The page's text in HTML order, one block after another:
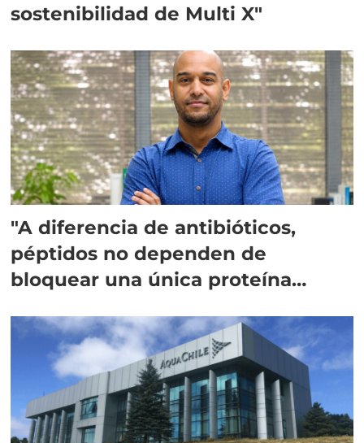
sostenibilidad de Multi X"
"A diferencia de antibióticos,
péptidos no dependen de
bloquear una única proteína